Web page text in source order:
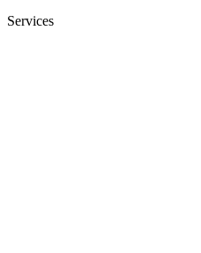
Services